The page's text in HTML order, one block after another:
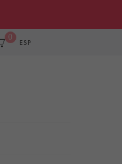
0
ESP